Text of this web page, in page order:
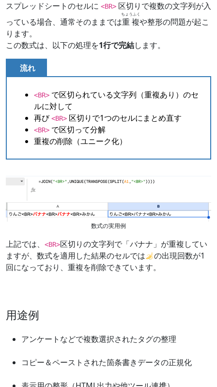
スプレッドシートのセルに <BR> 区切りで複数の文字列が入
っている場合、通常そのままでは重複
ちょうふく
や整形の問題が起こ
ります。
この数式は、以下の処理を1行で完結します。
流れ
<BR> で区切られている文字列（重複あり）のセ
ルに対して
再び<BR> 区切りで1つのセルにまとめ直す
<BR> で区切って分解
重複の削除（ユニーク化）
数式の実用例
上記では、 <BR>区切りの文字列で「バナナ」が重複してい
ますが、数式を適用した結果のセルでは
の出現回数が1
回になっており、重複を削除できています。
用途例
アンケートなどで複数選択されたタグの整理
コピー＆ペーストされた箇条書きデータの正規化